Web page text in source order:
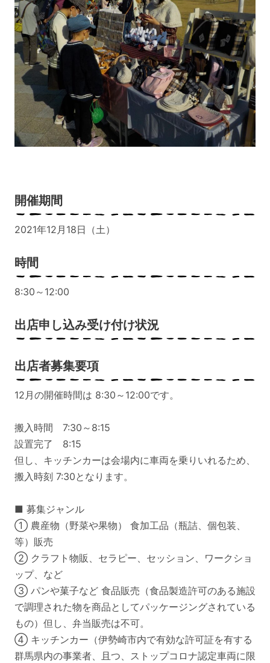
開催期間
2021年12月18日（土）
時間
8:30～12:00
出店申し込み受け付け状況
出店者募集要項
12月の開催時間は 8:30～12:00です。
搬入時間 7:30～8:15
設置完了 8:15
但し、キッチンカーは会場内に車両を乗りいれるため、
搬入時刻 7:30となります。
■ 募集ジャンル
① 農産物（野菜や果物） 食加工品（瓶詰、個包装、
等）販売
② クラフト物販、セラピー、セッション、ワークショ
ップ、など
③ パンや菓子など 食品販売（食品製造許可のある施設
で調理された物を商品としてパッケージングされている
もの）但し、弁当販売は不可。
④ キッチンカー（伊勢崎市内で有効な許可証を有する
群馬県内の事業者、且つ、ストップコロナ認定車両に限